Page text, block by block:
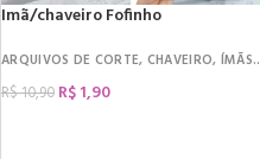
Imã/chaveiro Fofinho
ARQUIVOS DE CORTE, CHAVEIRO, ÍMÃS,
R$10,90 R$1,90